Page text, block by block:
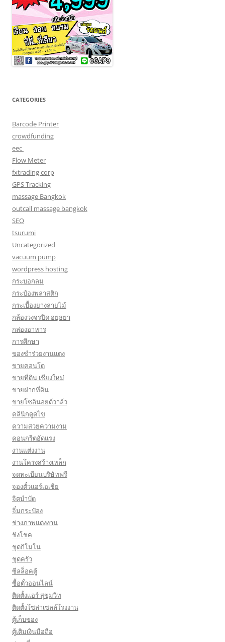
CATEGORIES
Barcode Printer
crowdfunding
eec
Flow Meter
fxtrading corp
GPS Tracking
massage Bangkok
outcall massage bangkok
SEO
tsurumi
Uncategorized
vacuum pump
wordpress hosting
กระบอกลม
กระป๋องพลาสติก
กระเบื้องยางลายไม้
กล้องวงจรปิด อยุธยา
กล่องอาหาร
การศึกษา
ของชำร่วยงานแต่ง
ขายคอนโด
ขายที่ดิน เชียงใหม่
ขายฝากที่ดิน
ขายโซลินอยด์วาล์ว
คลินิกดูดไข
ความสวยความงาม
คอนกรีตอัดแรง
งานแต่งงาน
งานโครงสร้างเหล็ก
จดทะเบียนบริษัทฟรี
จองตั๋วแอร์เอเชีย
จิตบำบัด
จิ๋มกระป๋อง
ช่างภาพแต่งงาน
ชิงโชค
ชุดกิโมโน
ชุดครัว
ซีลล็อคตู้
ซื้อตั๋วออนไลน์
ติดตั้งเเอร์ สุขุมวิท
ติดตั้งโซล่าเซลล์โรงงาน
ตู้เก็บของ
ตู้เติมเงินมือถือ